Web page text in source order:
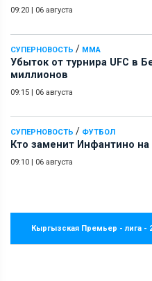
09:20 | 06 августа
СУПЕРНОВОСТЬ / ММА
Убыток от турнира UFC в
миллионов
09:15 | 06 августа
СУПЕРНОВОСТЬ / ФУТБОЛ
Кто заменит Инфантино
09:10 | 06 августа
Кыргызская Премьер - лига -